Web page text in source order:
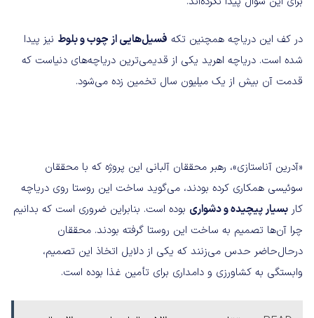
در کف این دریاچه همچنین تکه فسیل‌هایی از چوب و بلوط نیز پیدا
شده است. دریاچه اهرید یکی از قدیمی‌ترین دریاچه‌های دنیاست که
قدمت آن بیش از یک میلیون سال تخمین زده می‌شود.
«آدرین آناستازی»، رهبر محققان آلبانی این پروژه که با محققان
سوئیسی همکاری کرده بودند، می‌گوید ساخت این روستا روی دریاچه
کار بسیار پیچیده و دشواری بوده است. بنابراین ضروری است که بدانیم
چرا آن‌ها تصمیم به ساخت این روستا گرفته بودند. محققان
درحال‌حاضر حدس می‌زنند که یکی از دلایل اتخاذ این تصمیم،
وابستگی به کشاورزی و دامداری برای تأمین غذا بوده است.